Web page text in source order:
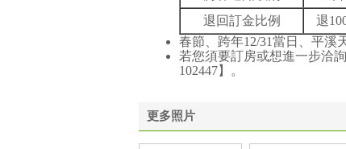
退回訂金比例
退
春節、跨年12/31當日、平溪
若您須要訂房或想進一步洽
102447】。
更多照片